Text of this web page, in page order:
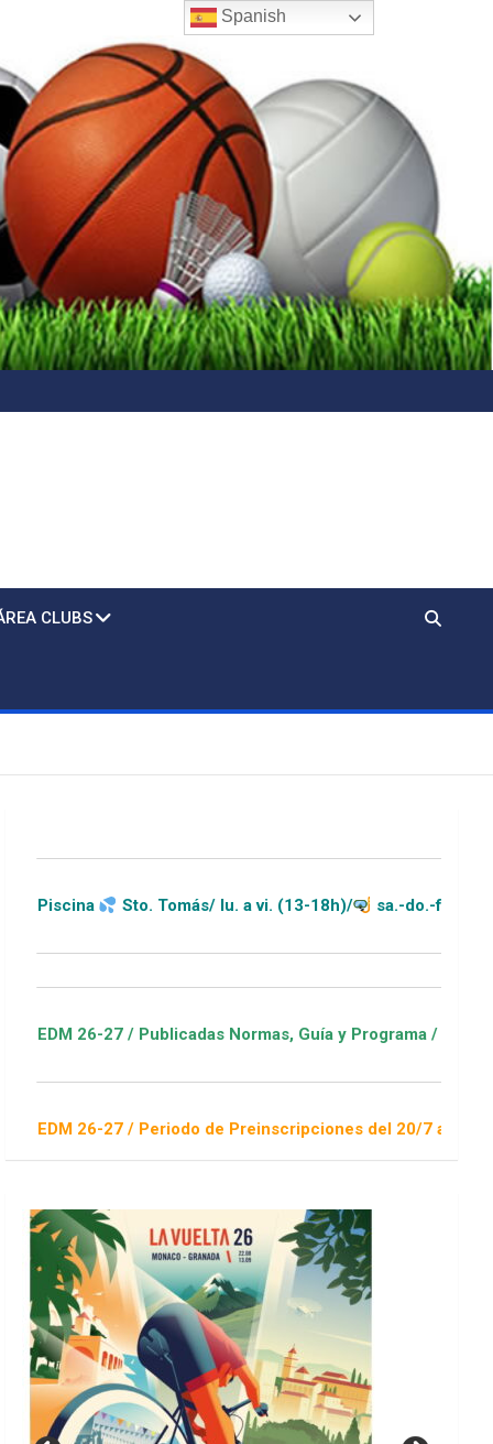
CLUBS
Sto. Tomás/ lu. a vi. (13-18h)/ sa.-do.-festivos (11-20h)
27 / Publicadas Normas, Guía y Programa / ver Escuelas
27 / Periodo de Preinscripciones del 20/7 al 16/8 / Sorteo 1
Spanish